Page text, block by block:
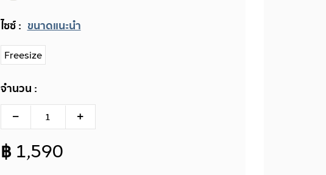
ไซซ์ : ขนาดแนะนำ
Freesize
จำนวน :
฿ 1,590